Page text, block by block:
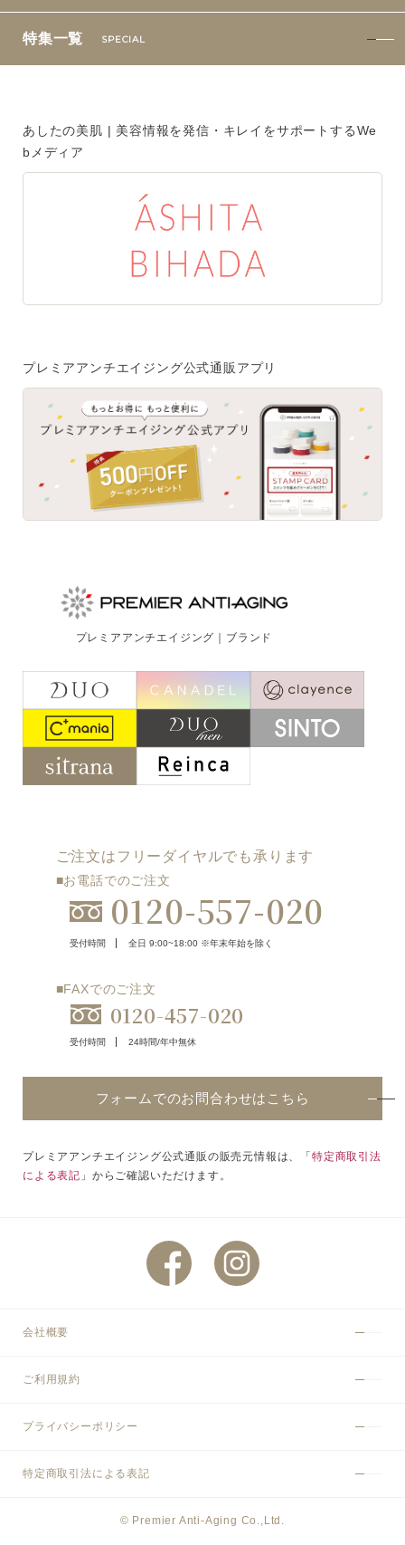
ご使用方法・ステップ
あしたの美肌 | 美容情報を発信・キレイをサポートするWe
0120-557-020
受付時間 全日 9:00~18:00 ※年末年始を除く
フォームでのお問合わせはこちら
特集一覧 SPECIAL
あしたの美肌 | 美容情報を発信・キレイをサポートするWe
bメディア
プレミアアンチエイジング公式通販アプリ
プレミアアンチエイジング｜ブランド
ご注文はフリーダイヤルでも承ります
■お電話でのご注文
0120-557-020
受付時間 全日 9:00~18:00 ※年末年始を除く
■FAXでのご注文
0120-457-020
受付時間 24時間/年中無休
フォームでのお問合わせはこちら
プレミアアンチエイジング公式通販の販売元情報は、「特定商取引法
による表記 」からご確認いただけます。
会社概要
ご利用規約
プライバシーポリシー
特定商取引法による表記
© Premier Anti-Aging Co.,Ltd.